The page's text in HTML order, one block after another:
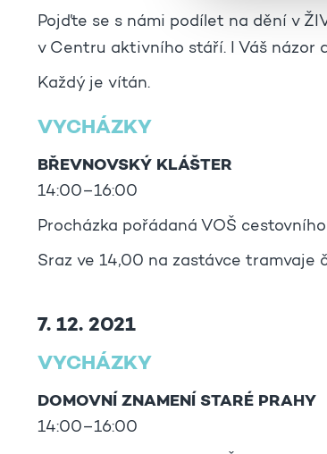
Pojďte se s námi podílet na dění v
v Centru aktivního stáří. I Váš názor
Každý je vítán.
VYCHÁZKY
BŘEVNOVSKÝ KLÁŠTER
14:00–16:00
Procházka pořádaná VOŠ
Sraz ve 14,00 na zastávce tramvaje
7. 12. 2021
VYCHÁZKY
DOMOVNÍ ZNAMENÍ STARÉ PRAHY
14:00–16:00